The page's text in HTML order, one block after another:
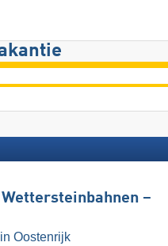
–
in Oostenrijk